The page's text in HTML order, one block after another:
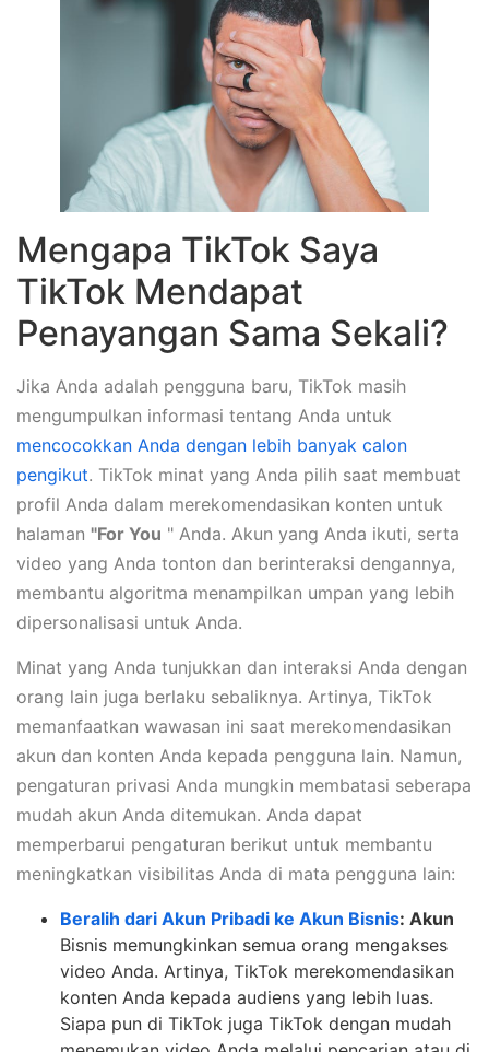
Mengapa TikTok Saya
TikTok Mendapat
Penayangan Sama Sekali?
Jika Anda adalah pengguna baru, TikTok masih
mengumpulkan informasi tentang Anda untuk
mencocokkan Anda dengan lebih banyak calon
pengikut. TikTok minat yang Anda pilih saat membuat
profil Anda dalam merekomendasikan konten untuk
halaman "For You " Anda. Akun yang Anda ikuti, serta
video yang Anda tonton dan berinteraksi dengannya,
membantu algoritma menampilkan umpan yang lebih
dipersonalisasi untuk Anda.
Minat yang Anda tunjukkan dan interaksi Anda dengan
orang lain juga berlaku sebaliknya. Artinya, TikTok
memanfaatkan wawasan ini saat merekomendasikan
akun dan konten Anda kepada pengguna lain. Namun,
pengaturan privasi Anda mungkin membatasi seberapa
mudah akun Anda ditemukan. Anda dapat
memperbarui pengaturan berikut untuk membantu
meningkatkan visibilitas Anda di mata pengguna lain:
Beralih dari Akun Pribadi ke Akun Bisnis: Akun
Bisnis memungkinkan semua orang mengakses
video Anda. Artinya, TikTok merekomendasikan
konten Anda kepada audiens yang lebih luas.
Siapa pun di TikTok juga TikTok dengan mudah